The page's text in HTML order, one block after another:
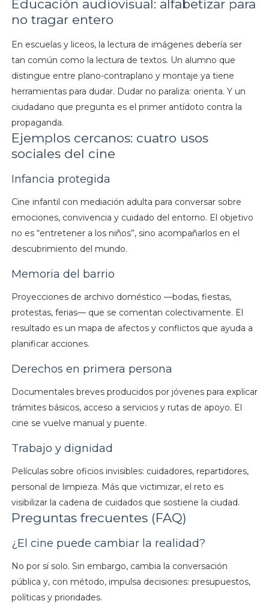
Educación audiovisual: alfabetizar para
no tragar entero
En escuelas y liceos, la lectura de imágenes debería ser
tan común como la lectura de textos. Un alumno que
distingue entre plano-contraplano y montaje ya tiene
herramientas para dudar. Dudar no paraliza: orienta. Y un
ciudadano que pregunta es el primer antídoto contra la
propaganda.
Ejemplos cercanos: cuatro usos
sociales del cine
Infancia protegida
Cine infantil con mediación adulta para conversar sobre
emociones, convivencia y cuidado del entorno. El objetivo
no es “entretener a los niños”, sino acompañarlos en el
descubrimiento del mundo.
Memoria del barrio
Proyecciones de archivo doméstico —bodas, fiestas,
protestas, ferias— que se comentan colectivamente. El
resultado es un mapa de afectos y conflictos que ayuda a
planificar acciones.
Derechos en primera persona
Documentales breves producidos por jóvenes para explicar
trámites básicos, acceso a servicios y rutas de apoyo. El
cine se vuelve manual y puente.
Trabajo y dignidad
Películas sobre oficios invisibles: cuidadores, repartidores,
personal de limpieza. Más que victimizar, el reto es
visibilizar la cadena de cuidados que sostiene la ciudad.
Preguntas frecuentes (FAQ)
¿El cine puede cambiar la realidad?
No por sí solo. Sin embargo, cambia la conversación
pública y, con método, impulsa decisiones: presupuestos,
políticas y prioridades.